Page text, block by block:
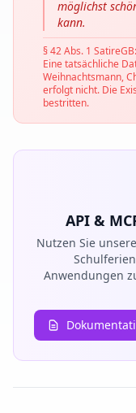
möglichst
kann.
§ 42 Abs. 1
Eine tatsächliche
Weihnachtsmann,
erfolgt nicht. Die
bestritten.
API &
Nutzen Sie
Anwendungen